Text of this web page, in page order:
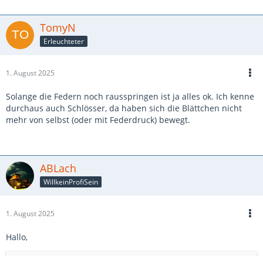
TomyN
Erleuchteter
1. August 2025
Solange die Federn noch rausspringen ist ja alles ok. Ich kenne
durchaus auch Schlösser, da haben sich die Blättchen nicht
mehr von selbst (oder mit Federdruck) bewegt.
ABLach
WillkeinProfiSein
1. August 2025
Hallo,